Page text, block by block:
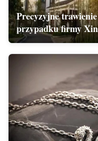
Precyzyjne
przypadku firmy